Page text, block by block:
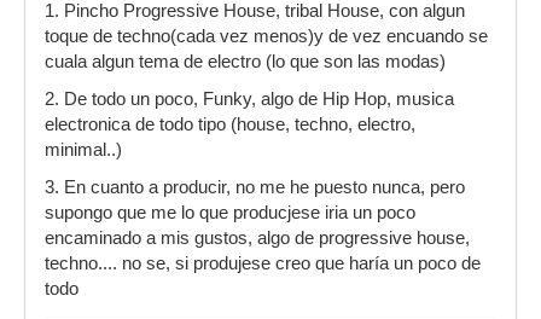
1. Pincho Progressive House, tribal House, con algun
toque de techno(cada vez menos)y de vez encuando se
cuala algun tema de electro (lo que son las modas)
2. De todo un poco, Funky, algo de Hip Hop, musica
electronica de todo tipo (house, techno, electro,
minimal..)
3. En cuanto a producir, no me he puesto nunca, pero
supongo que me lo que producjese iria un poco
encaminado a mis gustos, algo de progressive house,
techno.... no se, si produjese creo que haría un poco de
todo